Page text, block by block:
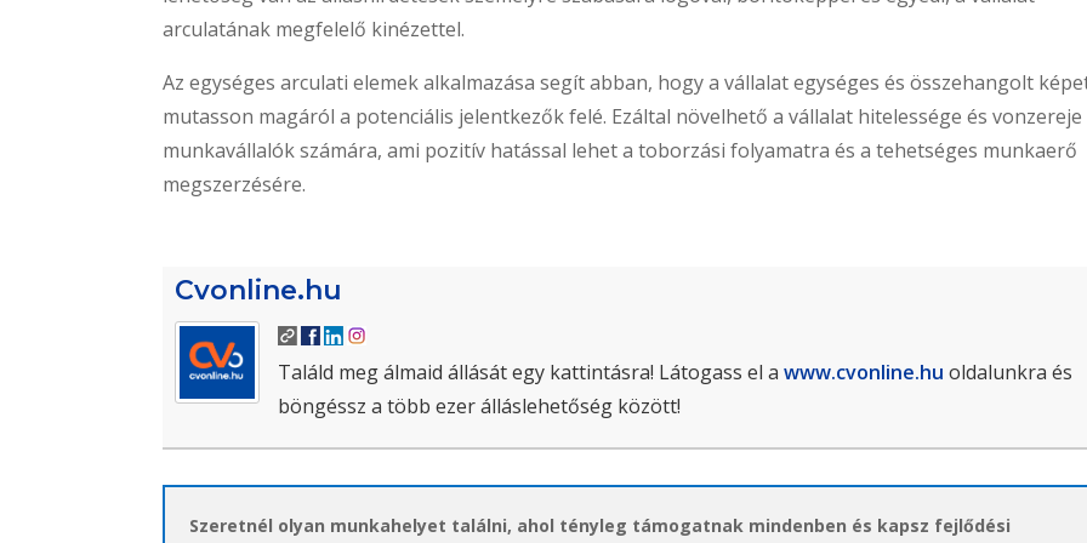
arculatának megfelelő kinézettel.
Az egységes arculati elemek alkalmazása segít abban, hogy a vállalat egységes és összehangolt
mutasson magáról a potenciális jelentkezők felé. Ezáltal növelhető a vállalat hitelessége és vonzereje
munkavállalók számára, ami pozitív hatással lehet a toborzási folyamatra és a tehetséges munkaerő
megszerzésére.
Cvonline.hu
Találd meg álmaid állását egy kattintásra! Látogass el awww.cvonline.hu oldalunkra és
böngéssz a több ezer álláslehetőség között!
Szeretnél olyan munkahelyet találni, ahol tényleg támogatnak mindenben és kapsz fejlődési